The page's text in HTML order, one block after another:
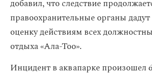
добавил, что следствие
правоохранительные органы
оценку действиям всех
отдыха «Ала-Тоо».
Инцидент в аквапарке произошел